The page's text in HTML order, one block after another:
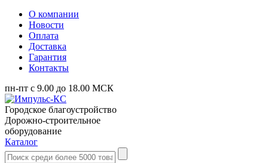
О компании
Новости
Оплата
Доставка
Гарантия
Контакты
пн-пт с 9.00 до 18.00 МСК
Городское благоустройство
Дорожно-строительное
оборудование
Каталог